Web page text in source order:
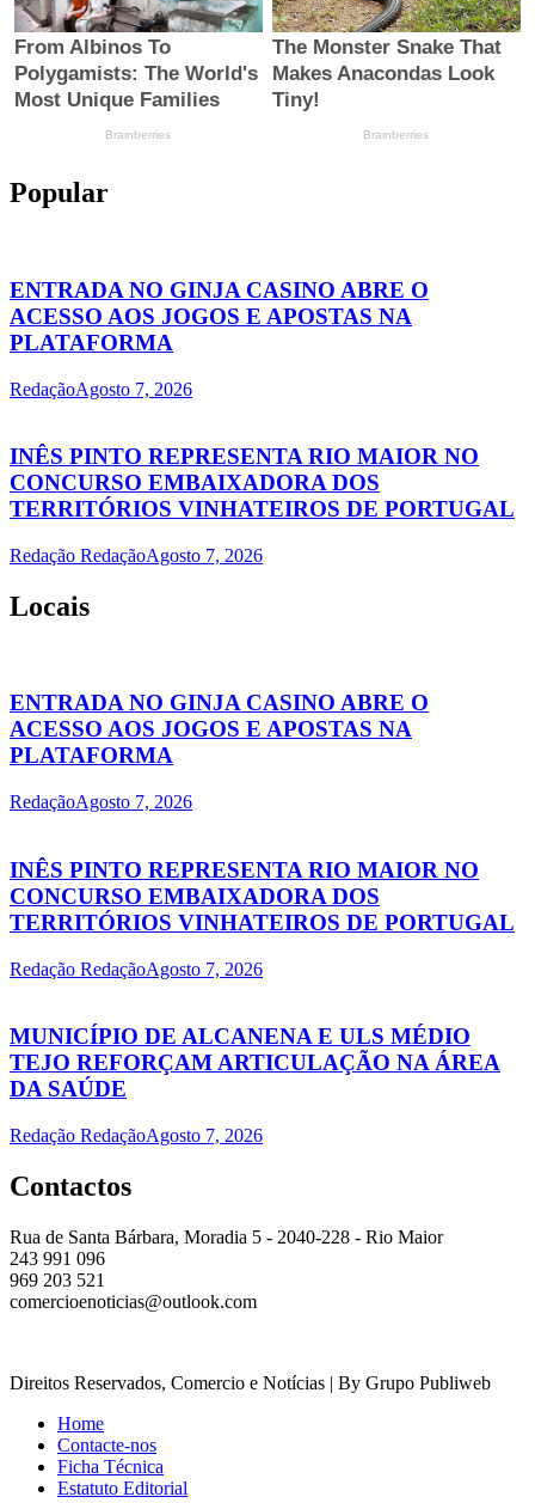
Popular
ENTRADA NO GINJA CASINO ABRE O
ACESSO AOS JOGOS E APOSTAS NA
PLATAFORMA
RedaçãoAgosto 7, 2026
INÊS PINTO REPRESENTA RIO MAIOR NO
CONCURSO EMBAIXADORA DOS
TERRITÓRIOS VINHATEIROS DE PORTUGAL
Redação RedaçãoAgosto 7, 2026
Locais
ENTRADA NO GINJA CASINO ABRE O
ACESSO AOS JOGOS E APOSTAS NA
PLATAFORMA
RedaçãoAgosto 7, 2026
INÊS PINTO REPRESENTA RIO MAIOR NO
CONCURSO EMBAIXADORA DOS
TERRITÓRIOS VINHATEIROS DE PORTUGAL
Redação RedaçãoAgosto 7, 2026
MUNICÍPIO DE ALCANENA E ULS MÉDIO
TEJO REFORÇAM ARTICULAÇÃO NA ÁREA
DA SAÚDE
Redação RedaçãoAgosto 7, 2026
Contactos
Rua de Santa Bárbara, Moradia 5 - 2040-228 - Rio Maior
243 991 096
969 203 521
comercioenoticias@outlook.com
Direitos Reservados, Comercio e Notícias | By Grupo Publiweb
Home
Contacte-nos
Ficha Técnica
Estatuto Editorial